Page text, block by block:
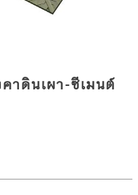
าดินเผา-ซีเมนต์